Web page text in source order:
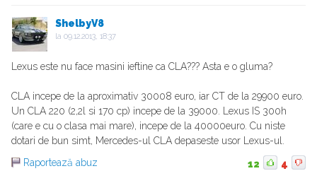
ShelbyV8
la 09.12.2013, 18:37
Lexus este nu face masini ieftine ca CLA??? Asta e o gluma?
CLA incepe de la aproximativ 30008 euro, iar CT de la 29900 euro.
Un CLA 220 (2,2l si 170 cp) incepe de la 39000. Lexus IS 300h
(care e cu o clasa mai mare), incepe de la 40000euro. Cu niste
dotari de bun simt, Mercedes-ul CLA depaseste usor Lexus-ul.
Raportează abuz
12 4